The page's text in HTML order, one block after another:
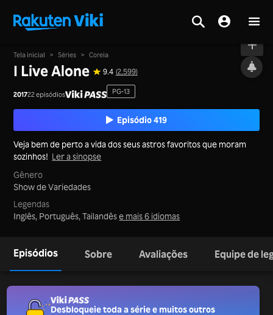
No ar
Tela inicial > Séries > Coreia
I Live Alone 9.4 (2,599)
201722 episódios PG-13
Episódio 419
Veja bem de perto a vida dos seus astros favoritos que moram
sozinhos! Ler a sinopse
Gênero
Show de Variedades
Legendas
Inglês, Português, Tailandêse mais 6 idiomas
Episódios Sobre Avaliações Equipe de
Desbloqueie toda a série e muitos outros